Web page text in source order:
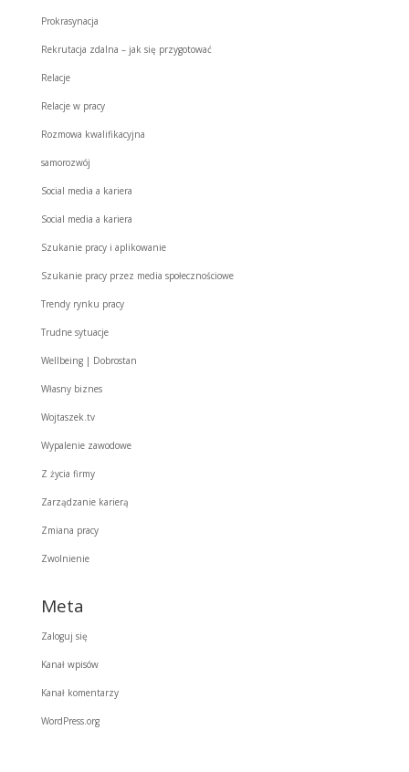
Prokrasynacja
Rekrutacja zdalna – jak się przygotować
Relacje
Relacje w pracy
Rozmowa kwalifikacyjna
samorozwój
Social media a kariera
Social media a kariera
Szukanie pracy i aplikowanie
Szukanie pracy przez media społecznościowe
Trendy rynku pracy
Trudne sytuacje
Wellbeing | Dobrostan
Własny biznes
Wojtaszek.tv
Wypalenie zawodowe
Z życia firmy
Zarządzanie karierą
Zmiana pracy
Zwolnienie
Meta
Zaloguj się
Kanał wpisów
Kanał komentarzy
WordPress.org